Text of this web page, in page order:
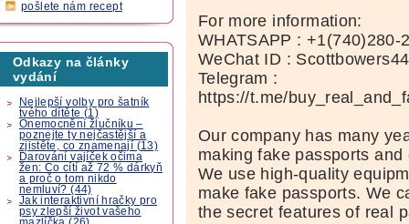
pošlete nám recept
Odkazy na články
vydání
Nejlepší volby pro šatník
tvého dítěte (1)
Onemocnění žlučníku –
poznejte ty nejčastější a
zjistěte, co znamenají (13)
Darování vajíček očima
žen: Co cítí až 72 % dárkyň
a proč o tom nikdo
nemluví? (44)
Jak interaktivní hračky pro
psy zlepší život vašeho
For more information:
WHATSAPP : +1(740)280-
WeChat ID : Scottbowers44
Telegram :
https://t.me/
Our company has many
making fake passports
We use high-quality
make fake passports. We
the secret features of real